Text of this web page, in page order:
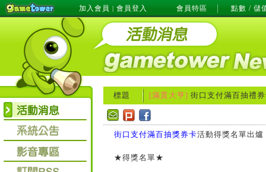
加入會員 | 會員登入 會員特區 點數 / 儲
標題 [滿貫大亨] 街口支付滿百抽禮
街口支付滿百抽獎券卡活動得獎名單出
★得獎名單★